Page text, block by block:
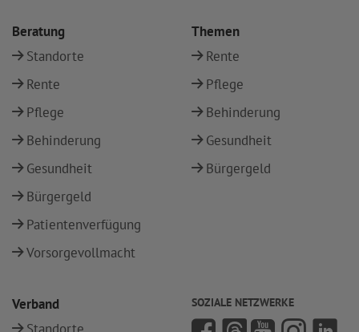
Beratung
Standorte
Rente
Pflege
Behinderung
Gesundheit
Bürgergeld
Patientenverfügung
Vorsorgevollmacht
Themen
Rente
Pflege
Behinderung
Gesundheit
Bürgergeld
Verband
SOZIALE NETZWERKE